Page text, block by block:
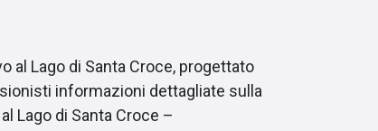
al Lago di Santa Croce, progettato
informazioni dettagliate sulla
Lago di Santa Croce –